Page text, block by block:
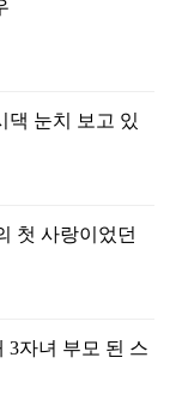
댁 눈치 보고 있
첫 사랑이었던
자녀 부모 된 스